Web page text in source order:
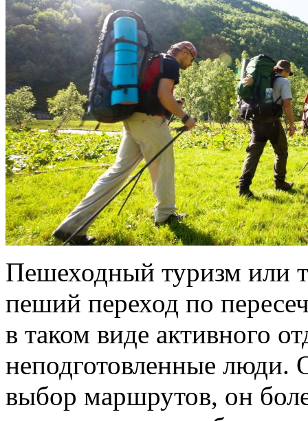
Пешеходный туризм или
пеший переход по
в таком виде активного
неподготовленные люди.
выбор маршрутов, он